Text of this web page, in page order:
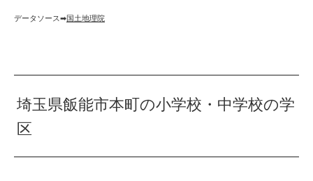
データソース➡︎国土地理院
埼玉県飯能市本町の小学校・中学校の学
区